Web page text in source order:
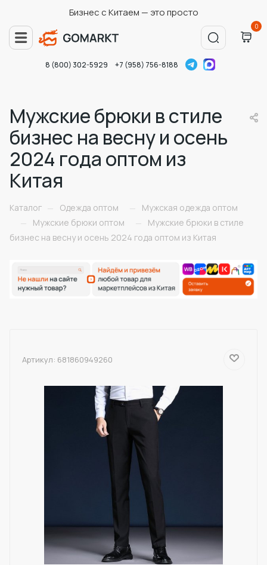
Бизнес с Китаем — это просто
0
8 (800) 302-5929 +7 (958) 756-8188
Мужские брюки в стиле
бизнес на весну и осень
2024 года оптом из
Китая
Каталог — Одежда оптом —
Мужская одежда оптом
—
Мужские брюки оптом —
Мужские брюки в стиле
бизнес на весну и осень 2024 года оптом из Китая
Артикул: 681860949260